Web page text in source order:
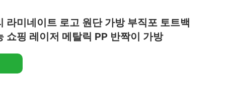
라미네이트 로고 원단 가방 부직포 토트백
쇼핑 레이저 메탈릭 PP 반짝이 가방